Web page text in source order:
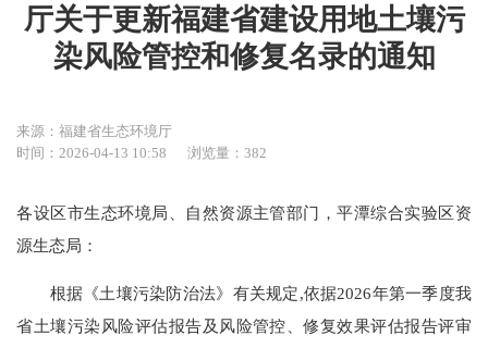
厅关于更新福建省建设用地土壤污
染风险管控和修复名录的通知
来源：福建省生态环境厅
时间：2026-04-13 10:58
浏览量：382
各设区市生态环境局、自然资源主管部门，平潭综合实验区资
源生态局：
根据《土壤污染防治法》有关规定,依据2026年第一季度我
省土壤污染风险评估报告及风险管控、修复效果评估报告评审